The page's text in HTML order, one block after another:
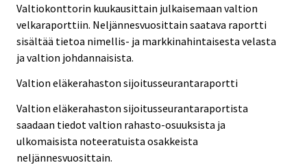
Valtiokonttorin kuukausittain julkaisemaan valtion
velkaraporttiin. Neljännesvuosittain saatava raportti
sisältää tietoa nimellis- ja markkinahintaisesta velasta
ja valtion johdannaisista.
Valtion eläkerahaston sijoitusseurantaraportti
Valtion eläkerahaston sijoitusseurantaraportista
saadaan tiedot valtion rahasto-osuuksista ja
ulkomaisista noteeratuista osakkeista
neljännesvuosittain.